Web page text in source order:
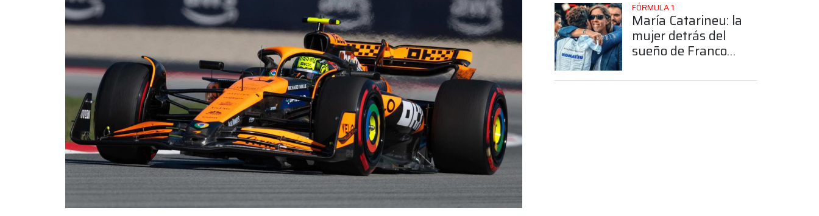
FÓRMULA 1
María Catarineu: la
mujer detrás del
sueño de Franco
Fórmula 1